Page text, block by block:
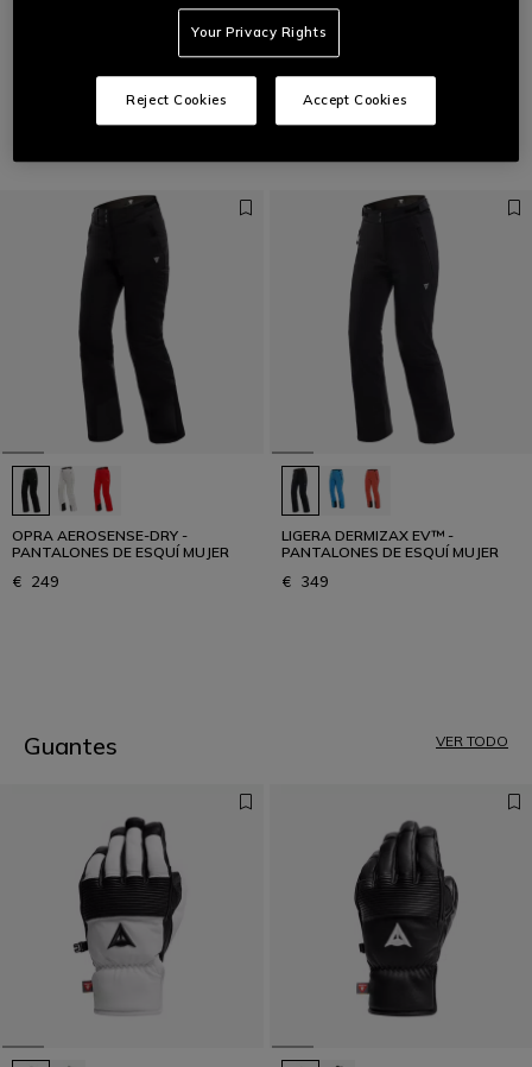
OPRA AEROSENSE-DRY -
PANTALONES DE ESQUÍ MUJER
€ 249
LIGERA DERMIZAX EV™ -
PANTALONES DE ESQUÍ MUJER
€ 349
Guantes VER TODO
Your Privacy Rights
Reject Cookies Accept Cookies